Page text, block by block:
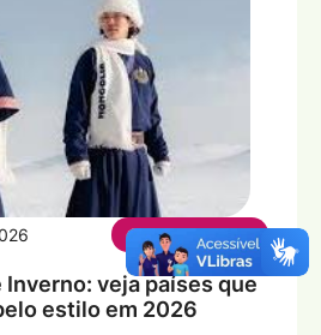
Entretenimento
Inverno: veja países que
estilo em 2026